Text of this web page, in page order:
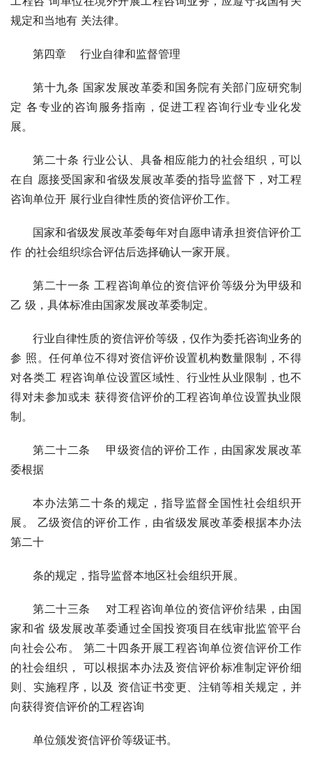
规定和当地有 关法律。
第四章 行业自律和监督管理
第十九条 国家发展改革委和国务院有关部门应研究制
定 各专业的咨询服务指南，促进工程咨询行业专业化发
展。
第二十条 行业公认、具备相应能力的社会组织，可以
在自 愿接受国家和省级发展改革委的指导监督下，对工程
咨询单位开 展行业自律性质的资信评价工作。
国家和省级发展改革委每年对自愿申请承担资信评价工
作 的社会组织综合评估后选择确认一家开展。
第二十一条 工程咨询单位的资信评价等级分为甲级和
乙 级，具体标准由国家发展改革委制定。
行业自律性质的资信评价等级，仅作为委托咨询业务的
参 照。任何单位不得对资信评价设置机构数量限制，不得
对各类工 程咨询单位设置区域性、行业性从业限制，也不
得对未参加或未 获得资信评价的工程咨询单位设置执业限
制。
第二十二条 甲级资信的评价工作，由国家发展改革
委根据
本办法第二十条的规定，指导监督全国性社会组织开
展。 乙级资信的评价工作，由省级发展改革委根据本办法
第二十
条的规定，指导监督本地区社会组织开展。
第二十三条 对工程咨询单位的资信评价结果，由国
家和省 级发展改革委通过全国投资项目在线审批监管平台
向社会公布。 第二十四条开展工程咨询单位资信评价工作
的社会组织， 可以根据本办法及资信评价标准制定评价细
则、实施程序，以及 资信证书变更、注销等相关规定，并
向获得资信评价的工程咨询
单位颁发资信评价等级证书。